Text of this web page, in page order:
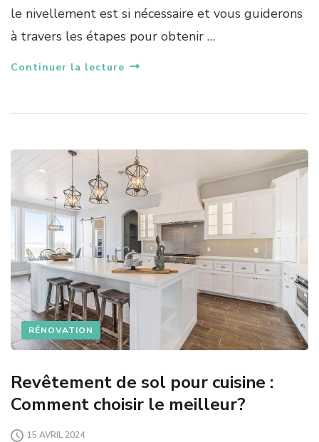
le nivellement est si nécessaire et vous guiderons
à travers les étapes pour obtenir …
Continuer la lecture
RÉNOVATION
Revêtement de sol pour cuisine :
Comment choisir le meilleur?
15 AVRIL 2024